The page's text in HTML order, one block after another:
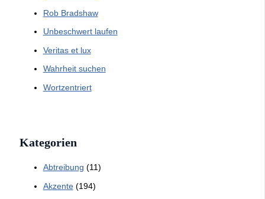
Rob Bradshaw
Unbeschwert laufen
Veritas et lux
Wahrheit suchen
Wortzentriert
Kategorien
Abtreibung (11)
Akzente(194)